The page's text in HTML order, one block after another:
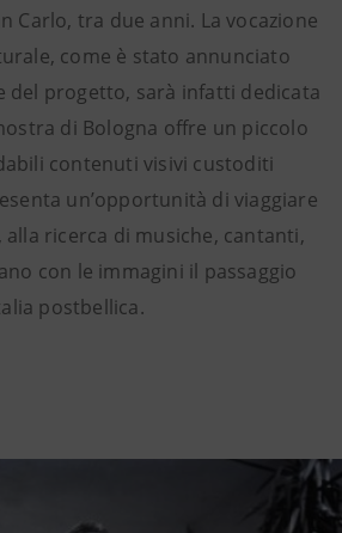
Carlo, tra due anni. La vocazione
come è stato annunciato
del progetto, sarà infatti dedicata
di Bologna offre un piccolo
contenuti visivi custoditi
un’opportunità di viaggiare
ricerca di musiche, cantanti,
con le immagini il passaggio
postbellica.